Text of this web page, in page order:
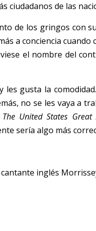
ciudadanos de las
de los gringos con
a conciencia
el nombre del
gusta la
no se les vaya a
United States Great
sería algo más
te inglés